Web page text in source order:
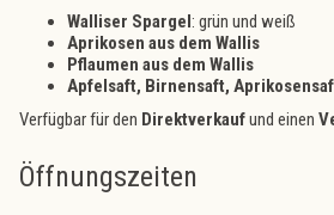
Walliser Spargel: grün und weiß
Aprikosen aus dem Wallis
Pflaumen aus dem Wallis
Apfelsaft, Birnensaft,
Verfügbar für den Direktverkaufund einen
Öffnungszeiten